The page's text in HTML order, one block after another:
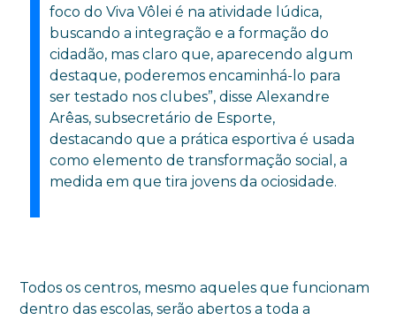
foco do Viva Vôlei é na atividade lúdica,
buscando a integração e a formação do
cidadão, mas claro que, aparecendo algum
destaque, poderemos encaminhá-lo para
ser testado nos clubes”, disse Alexandre
Arêas, subsecretário de Esporte,
destacando que a prática esportiva é usada
como elemento de transformação social, a
medida em que tira jovens da ociosidade.
Todos os centros, mesmo aqueles que funcionam
dentro das escolas, serão abertos a toda a